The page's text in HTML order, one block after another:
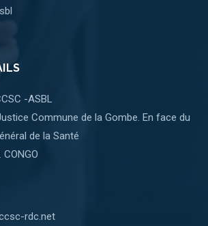
-ASBL
Commune de la Gombe. En face du
de la Santé
CONGO
rdc.net